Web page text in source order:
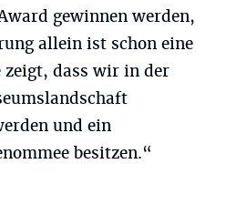
gewinnen werden,
allein ist schon eine
zeigt, dass wir in der
und ein
besitzen.“